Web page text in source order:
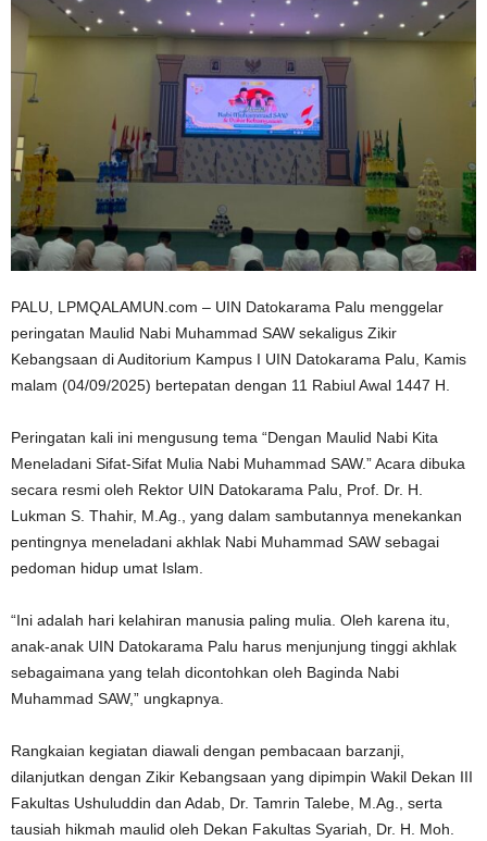
PALU, LPMQALAMUN.com – UIN Datokarama Palu menggelar
peringatan Maulid Nabi Muhammad SAW sekaligus Zikir
Kebangsaan di Auditorium Kampus I UIN Datokarama Palu, Kamis
malam (04/09/2025) bertepatan dengan 11 Rabiul Awal 1447 H.
Peringatan kali ini mengusung tema “Dengan Maulid Nabi Kita
Meneladani Sifat-Sifat Mulia Nabi Muhammad SAW.” Acara dibuka
secara resmi oleh Rektor UIN Datokarama Palu, Prof. Dr. H.
Lukman S. Thahir, M.Ag., yang dalam sambutannya menekankan
pentingnya meneladani akhlak Nabi Muhammad SAW sebagai
pedoman hidup umat Islam.
“Ini adalah hari kelahiran manusia paling mulia. Oleh karena itu,
anak-anak UIN Datokarama Palu harus menjunjung tinggi akhlak
sebagaimana yang telah dicontohkan oleh Baginda Nabi
Muhammad SAW,” ungkapnya.
Rangkaian kegiatan diawali dengan pembacaan barzanji,
dilanjutkan dengan Zikir Kebangsaan yang dipimpin Wakil Dekan III
Fakultas Ushuluddin dan Adab, Dr. Tamrin Talebe, M.Ag., serta
tausiah hikmah maulid oleh Dekan Fakultas Syariah, Dr. H. Moh.